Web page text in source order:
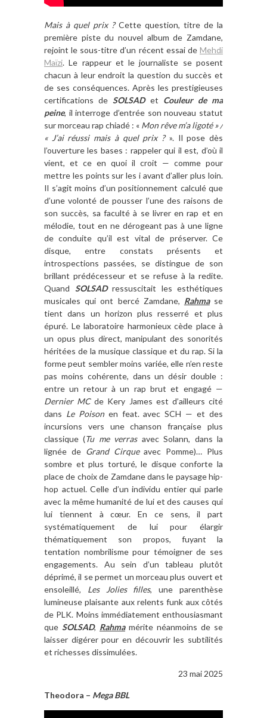
Mais à quel prix ?Cette question, titre de la
première piste du nouvel album de Zamdane,
rejoint le sous-titre d’un récent essai de Mehdi
Maïzi. Le rappeur et le journaliste se posent
chacun à leur endroit la question du succès et
de ses conséquences. Après les prestigieuses
certifications deSOLSADet Couleur de ma
peine, il interroge d’entrée son nouveau statut
sur morceau rap chiadé : « Mon rêve m’a ligoté » /
« J’ai réussi mais à quel prix ?». Il pose dès
l’ouverture les bases : rappeler qui il est, d’où il
vient, et ce en quoi il croit — comme pour
mettre les points sur les i avant d’aller plus loin.
Il s’agit moins d’un positionnement calculé que
d’une volonté de pousser l’une des raisons de
son succès, sa faculté à se livrer en rap et en
mélodie, tout en ne dérogeant pas à une ligne
de conduite qu’il est vital de préserver. Ce
disque, entre constats présents et
introspections passées, se distingue de son
brillant prédécesseur et se refuse à la redite.
Quand SOLSADressuscitait les esthétiques
musicales qui ont bercé Zamdane, Rahmase
tient dans un horizon plus resserré et plus
épuré. Le laboratoire harmonieux cède place à
un opus plus direct, manipulant des sonorités
héritées de la musique classique et du rap. Si la
forme peut sembler moins variée, elle n’en reste
pas moins cohérente, dans un désir double :
entre un retour à un rap brut et engagé —
Dernier MCde Kery James est d’ailleurs cité
dans Le Poisonen feat. avec SCH — et des
incursions vers une chanson française plus
classique (Tu me verrasavec Solann, dans la
lignée de Grand Cirqueavec Pomme)… Plus
sombre et plus torturé, le disque conforte la
place de choix de Zamdane dans le paysage hip-
hop actuel. Celle d’un individu entier qui parle
avec la même humanité de lui et des causes qui
lui tiennent à cœur. En ce sens, il part
systématiquement de lui pour élargir
thématiquement son propos, fuyant la
tentation nombrilisme pour témoigner de ses
engagements. Au sein d’un tableau plutôt
déprimé, il se permet un morceau plus ouvert et
ensoleillé, Les Jolies filles, une parenthèse
lumineuse plaisante aux relents funk aux côtés
de PLK. Moins immédiatement enthousiasmant
que SOLSAD, Rahmamérite néanmoins de se
laisser digérer pour en découvrir les subtilités
et richesses dissimulées.
23 mai 2025
Theodora – Mega BBL